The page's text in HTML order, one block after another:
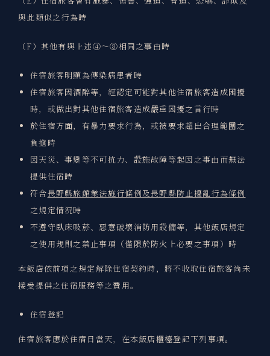
與此類似之行為時
（F）其他有與上述④～⑧相同之事由時
住宿旅客明顯為傳染病患者時
住宿旅客因酒醉等，經認定可能對其他住宿旅客造成困擾
時，或做出對其他住宿旅客造成嚴重困擾之言行時
於住宿方面，有暴力要求行為，或被要求超出合理範圍之
負擔時
因天災、事變等不可抗力、設施故障等起因之事由而無法
提供住宿時
符合長野縣旅館業法施行條例及長野縣防止擾亂行為條例
之規定情況時
不遵守臥床吸菸、惡意破壞消防用設備等，其他飯店規定
之使用規則之禁止事項（僅限於防火上必要之事項）時
本飯店依前項之規定解除住宿契約時，將不收取住宿旅客尚未
接受提供之住宿服務等之費用。
住宿登記
住宿旅客應於住宿日當天，在本飯店櫃檯登記下列事項。